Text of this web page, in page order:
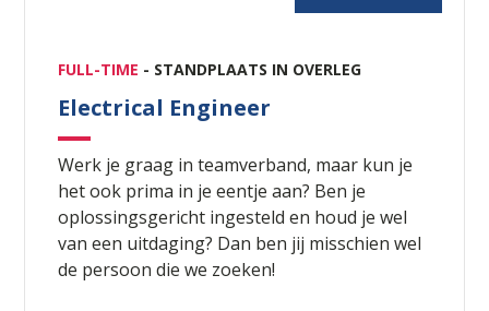
FULL-TIME - STANDPLAATS IN OVERLEG
Electrical Engineer
Werk je graag in teamverband, maar kun je
het ook prima in je eentje aan? Ben je
oplossingsgericht ingesteld en houd je wel
van een uitdaging? Dan ben jij misschien wel
de persoon die we zoeken!